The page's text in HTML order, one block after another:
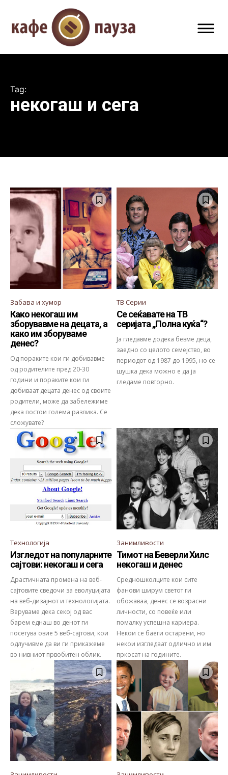
Tag:
некогаш и сега
Забава и хумор
Како некогаш им
зборувавме на децата, а
како им зборуваме
денес?
Од пораките кои ги добивавме
од родителите пред 20-30
години и пораките кои ги
добиваат децата денес од своите
родители, може да забележиме
дека постои голема разлика. Се
сложувате?
ТВ Серии
Се сеќавате на ТВ
серијата „Полна куќа“?
Ја гледавме додека бевме деца,
заедно со целото семејство, во
периодот од 1987 до 1995, но се
шушка дека можно е да ја
гледаме повторно.
Технологија
Изгледот на популарните
сајтови: некогаш и сега
Драстичната промена на веб-
сајтовите сведочи за еволуцијата
на веб-дизајнот и технологијата.
Веруваме дека секој од вас
барем еднаш во денот ги
посетува овие 5 веб-сајтови, кои
одлучивме да ви ги прикажеме
во нивниот првобитен облик.
Занимливости
Тимот на Беверли Хилс
некогаш и денес
Средношколците кои сите
фанови ширум светот ги
обожаваа, денес се возрасни
личности, со повеќе или
помалку успешна кариера.
Некои се баеги остарени, но
некои изгледаат одлично и им
пркосат на годините.